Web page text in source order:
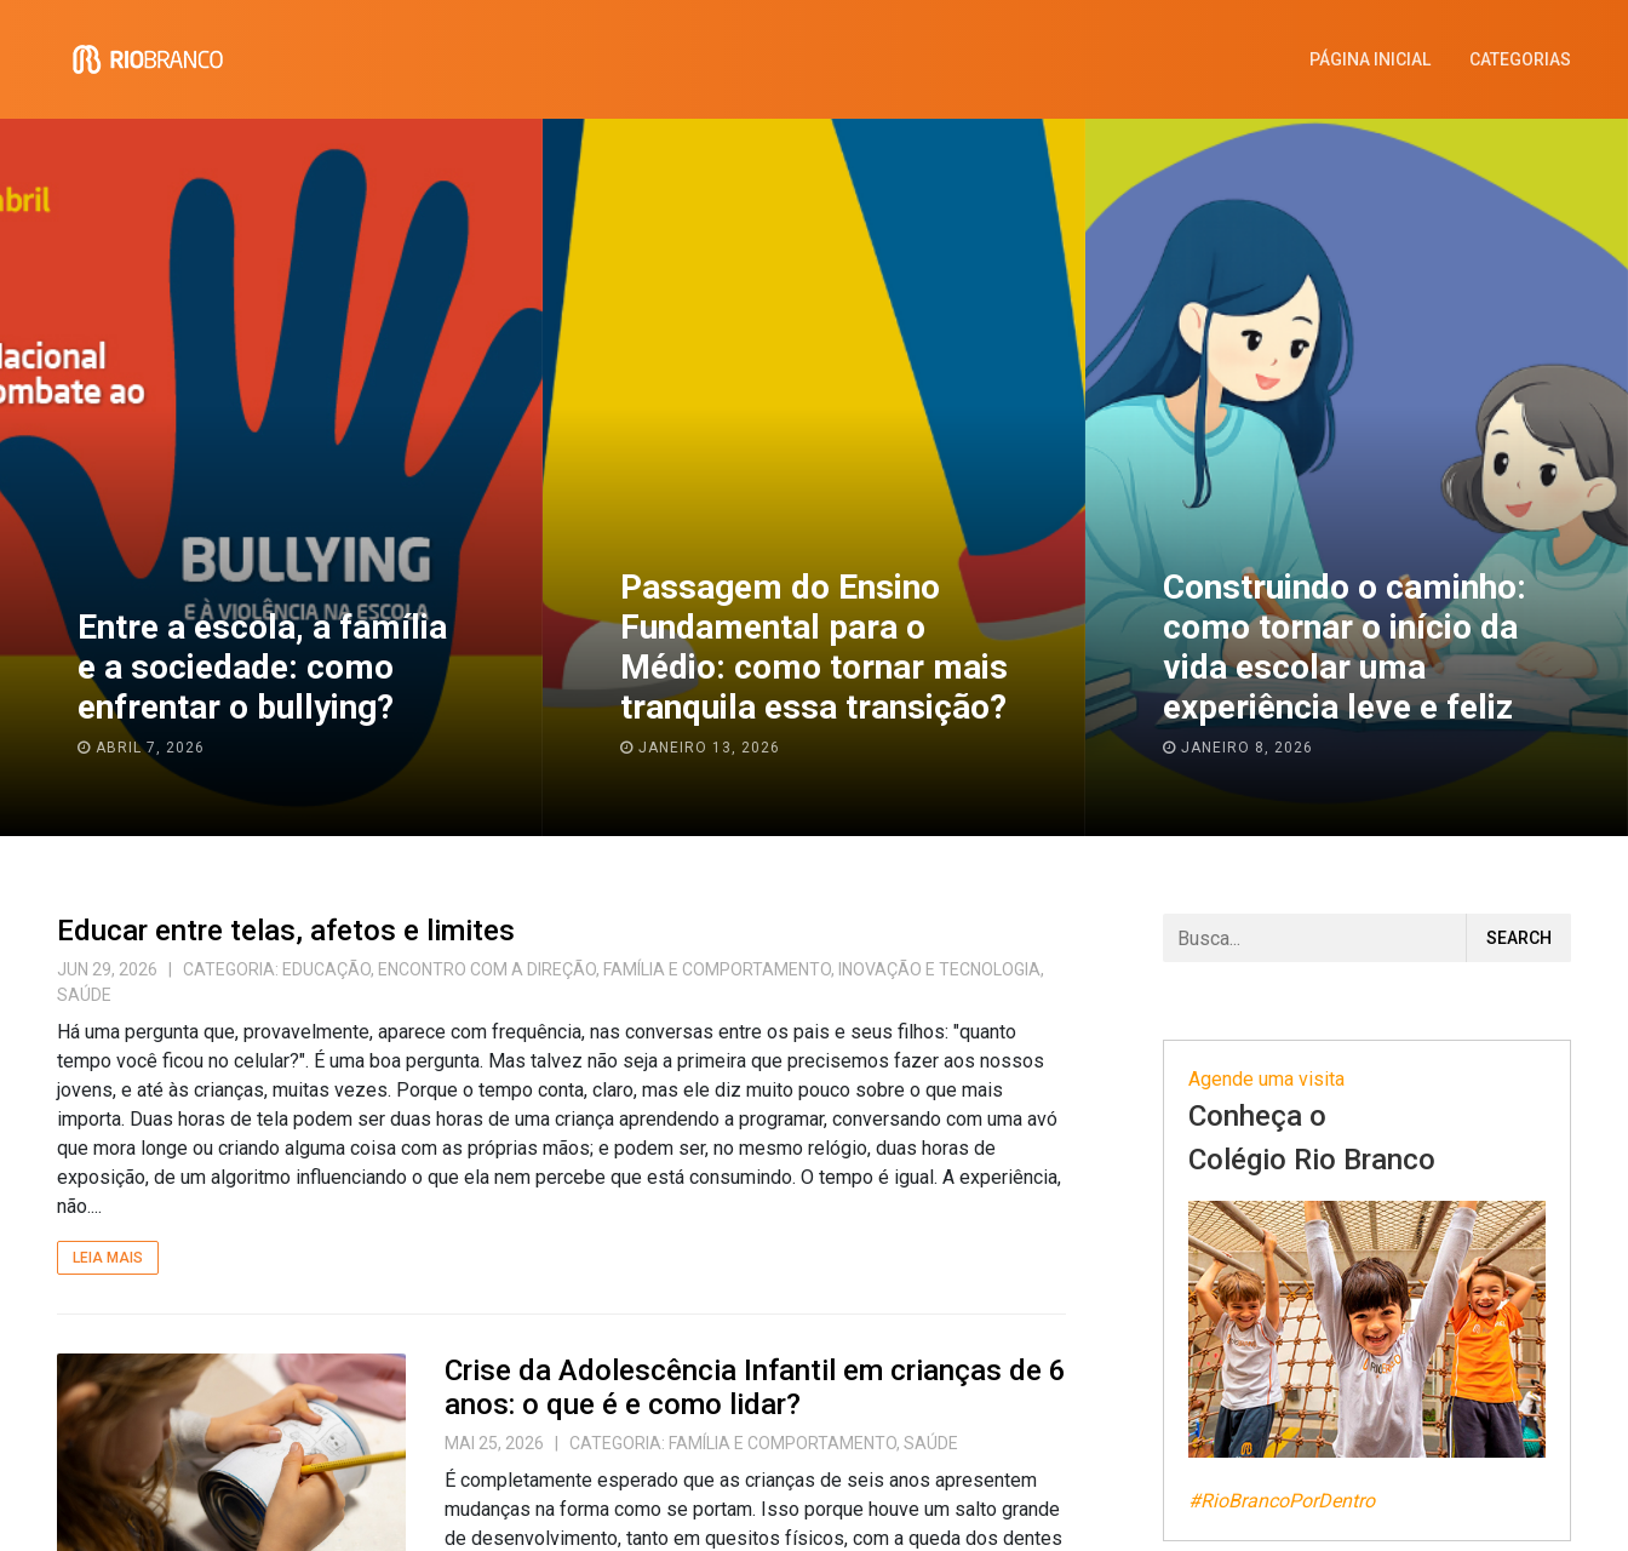
PÁGINA INICIAL CATEGORIAS
a família
como
Passagem do Ensino
Fundamental para o
Médio: como tornar mais
tranquila essa transição?
JANEIRO 13, 2026
Construindo o caminho:
como tornar o início da
vida escolar uma
experiência leve e feliz
Dicas para
rotina de
casa
NOVEMBRO 12, 2025
Educar entre telas, afetos e limites
JUN 29, 2026 | CATEGORIA: EDUCAÇÃO, ENCONTRO COM A DIREÇÃO, FAMÍLIA E COMPORTAMENTO, INOVAÇÃO E TECNOLOGIA,
SAÚDE
Há uma pergunta que, provavelmente, aparece com frequência, nas conversas entre os pais e seus filhos: "quanto
tempo você ficou no celular?". É uma boa pergunta. Mas talvez não seja a primeira que precisemos fazer aos nossos
jovens, e até às crianças, muitas vezes. Porque o tempo conta, claro, mas ele diz muito pouco sobre o que mais
importa. Duas horas de tela podem ser duas horas de uma criança aprendendo a programar, conversando com uma avó
que mora longe ou criando alguma coisa com as próprias mãos; e podem ser, no mesmo relógio, duas horas de
exposição, de um algoritmo influenciando o que ela nem percebe que está consumindo. O tempo é igual. A experiência,
não....
LEIA MAIS
Crise da Adolescência Infantil em crianças de 6
anos: o que é e como lidar?
MAI 25, 2026 | CATEGORIA: FAMÍLIA E COMPORTAMENTO, SAÚDE
É completamente esperado que as crianças de seis anos apresentem
mudanças na forma como se portam. Isso porque houve um salto grande
de desenvolvimento, tanto em quesitos físicos, com a queda dos dentes
Agende uma visita
Conheça o
Colégio Rio Branco
#RioBrancoPorDentro